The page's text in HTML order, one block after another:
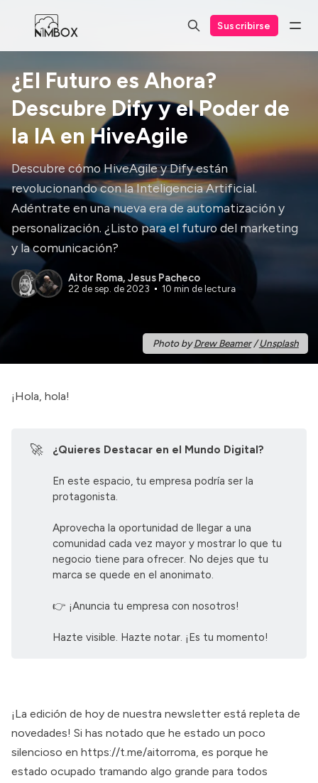
Suscribirse
¿El Futuro es Ahora?
Descubre Dify y el Poder de
la IA en HiveAgile
Descubre cómo HiveAgile y Dify están
revolucionando con la Inteligencia Artificial.
Adéntrate en una nueva era de automatización y
personalización. ¿Listo para el futuro del marketing
y la comunicación?
Aitor Roma, Jesus Pacheco
22 de sep. de 2023 10 min de lectura
Photo byDrew Beamer/Unsplash
¡Hola, hola!
🚀 ¿Quieres Destacar en el Mundo Digital?
En este espacio, tu empresa podría ser la
protagonista.
Aprovecha la oportunidad de llegar a una
comunidad cada vez mayor y mostrar lo que tu
negocio tiene para ofrecer. No dejes que tu
marca se quede en el anonimato.
👉 ¡Anuncia tu empresa con nosotros!
Hazte visible. Hazte notar. ¡Es tu momento!
¡La edición de hoy de nuestra newsletter está repleta de
novedades! Si has notado que he estado un poco
silencioso en https://t.me/aitorroma, es porque he
estado ocupado tramando algo grande para todos